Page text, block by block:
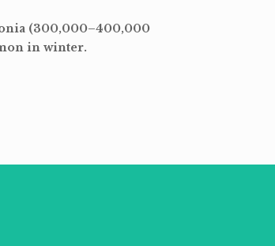
(300,000–400,000
in winter.